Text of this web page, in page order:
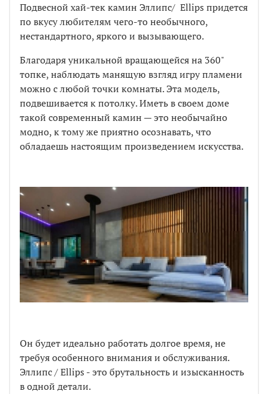
Подвесной хай-тек камин Эллипс/ Ellips придется
по вкусу любителям чего-то необычного,
нестандартного, яркого и вызывающего.
Благодаря уникальной вращающейся на 360"
топке, наблюдать манящую взгляд игру пламени
можно с любой точки комнаты. Эта модель,
подвешивается к потолку. Иметь в своем доме
такой современный камин — это необычайно
модно, к тому же приятно осознавать, что
обладаешь настоящим произведением искусства.
Он будет идеально работать долгое время, не
требуя особенного внимания и обслуживания.
Эллипс / Ellips - это брутальность и изысканность
в одной детали.